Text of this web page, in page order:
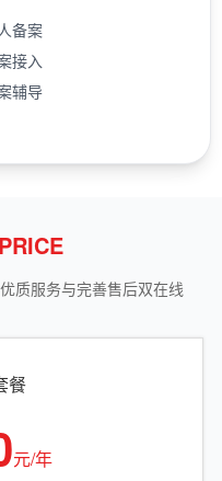
备案
接入
辅导
PRICE
质服务与完善售后双在线
餐
元/年